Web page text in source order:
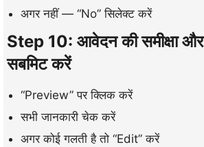
अगर नहीं — “No” सिलेक्ट करें
Step 10: आवेदन की समीक्षा और
सबमिट करें
“Preview” पर क्लिक करें
सभी जानकारी चेक करें
अगर कोई गलती है तो “Edit” करें